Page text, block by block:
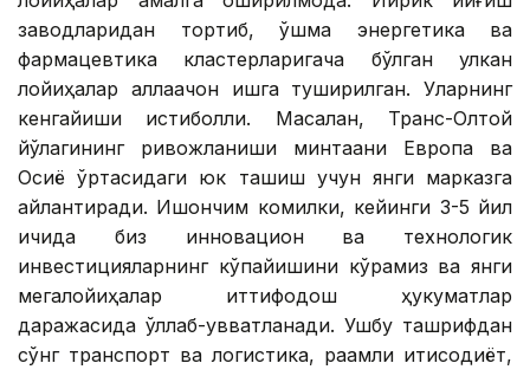
заводларидан тортиб, қўшма энергетика ва
фармацевтика кластерларигача бўлган улкан
лойиҳалар аллақачон ишга туширилган. Уларнинг
кенгайиши истиқболли. Масалан, Транс-Олтой
йўлагининг ривожланиши минтақани Европа ва
Осиё ўртасидаги юк ташиш учун янги марказга
айлантиради. Ишончим комилки, кейинги 3-5 йил
ичида биз инновацион ва технологик
инвестицияларнинг кўпайишини кўрамиз ва янги
мегалойиҳалар иттифоқдош ҳукуматлар
даражасида қўллаб-қувватланади. Ушбу ташрифдан
сўнг транспорт ва логистика, рақамли иқтисодиёт,